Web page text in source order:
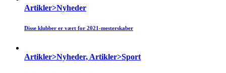
Artikler>Nyheder
Disse klubber er vært for 2021-mesterskaber
Artikler>Nyheder, Artikler>Sport